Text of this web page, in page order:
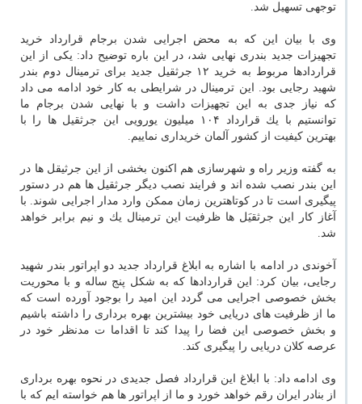
توجهی تسهیل شد.
وی با بیان این كه به محض اجرایی شدن برجام قرارداد خرید
تجهیزات جدید بندری نهایی شد، در این باره توضیح داد: یكی از این
قراردادها مربوط به خرید ۱۲ جرثقیل جدید برای ترمینال دوم بندر
شهید رجایی بود. این ترمینال در شرایطی به كار خود ادامه می داد
كه نیاز جدی به این تجهیزات داشت و با نهایی شدن برجام ما
توانستیم با یك قرارداد ۱۰۴ میلیون یورویی این جرثقیل ها را با
بهترین كیفیت از كشور آلمان خریداری نماییم.
به گفته وزیر راه و شهرسازی هم اكنون بخشی از این جرثیقل ها در
این بندر نصب شده اند و فرایند نصب دیگر جرثقیل ها هم در دستور
پیگیری است تا در كوتاهترین زمان ممكن وارد مدار اجرایی شوند. با
آغاز كار این جرثقیَل ها ظرفیت این ترمینال یك و نیم برابر خواهد
شد.
آخوندی در ادامه با اشاره به ابلاغ قرارداد جدید دو اپراتور بندر شهید
رجایی، بیان كرد: این قراردادها كه به شكل پنج ساله و با محوریت
بخش خصوصی اجرایی می گردد این امید را بوجود آورده است كه
ما از ظرفیت های دریایی خود بیشترین بهره برداری را داشته باشیم
و بخش خصوصی این فضا را پیدا كند تا اقداما ت مدنظر خود در
عرصه كلان دریایی را پیگیری كند.
وی ادامه داد: با ابلاغ این قرارداد فصل جدیدی در نحوه بهره برداری
از بنادر ایران رقم خواهد خورد و ما از اپراتور ها هم خواسته ایم كه با